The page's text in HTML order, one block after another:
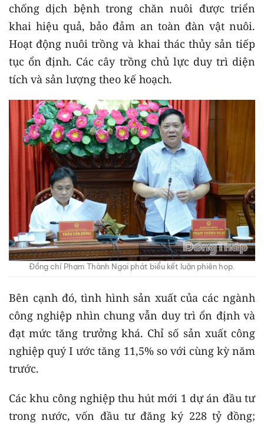
chống dịch bệnh trong chăn nuôi được triển
khai hiệu quả, bảo đảm an toàn đàn vật nuôi.
Hoạt động nuôi trồng và khai thác thủy sản tiếp
tục ổn định. Các cây trồng chủ lực duy trì diện
tích và sản lượng theo kế hoạch.
Đồng chí Phạm Thành Ngại phát biểu kết luận phiên họp.
Bên cạnh đó, tình hình sản xuất của các ngành
công nghiệp nhìn chung vẫn duy trì ổn định và
đạt mức tăng trưởng khá. Chỉ số sản xuất công
nghiệp quý I ước tăng 11,5% so với cùng kỳ năm
trước.
Các khu công nghiệp thu hút mới 1 dự án đầu tư
trong nước, vốn đầu tư đăng ký 228 tỷ đồng;